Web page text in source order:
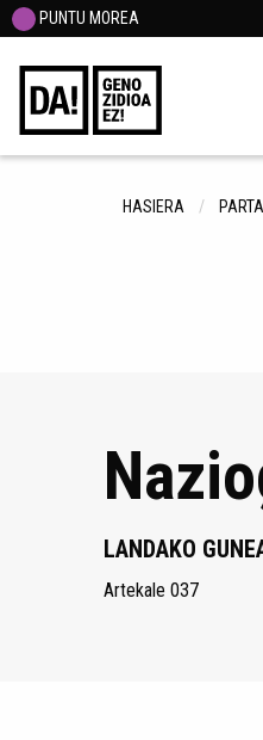
PUNTU MOREA
HASIERA
LANDAKO
Artekale 037